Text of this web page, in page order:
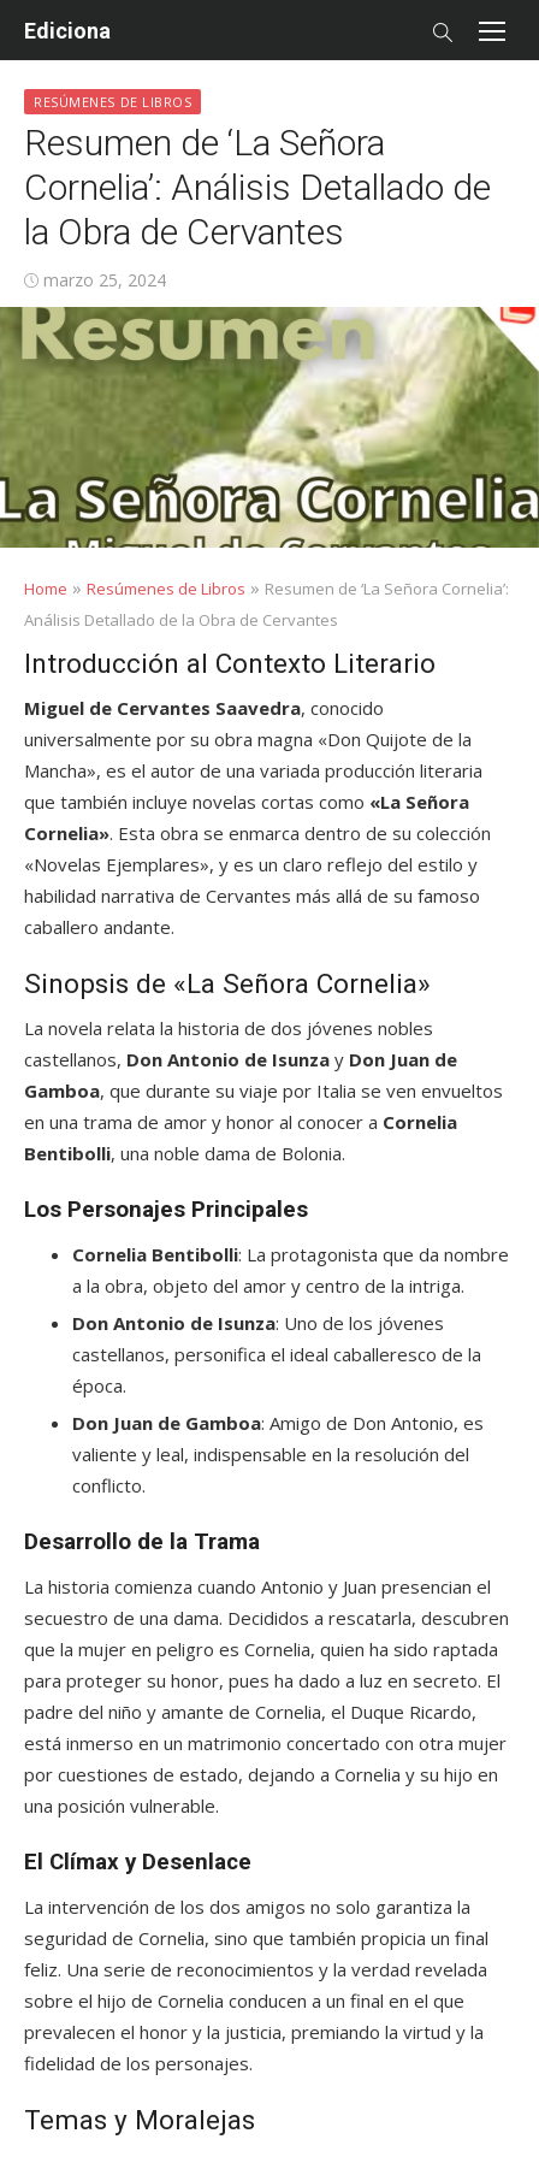
Ediciona
RESÚMENES DE LIBROS
Resumen de ‘La Señora
Cornelia’: Análisis Detallado de
la Obra de Cervantes
Posted
on
marzo 25, 2024
Home » Resúmenes de Libros » Resumen de ‘La Señora Cornelia’:
Análisis Detallado de la Obra de Cervantes
Introducción al Contexto Literario
Miguel de Cervantes Saavedra, conocido
universalmente por su obra magna «Don Quijote de la
Mancha», es el autor de una variada producción literaria
que también incluye novelas cortas como «La Señora
Cornelia». Esta obra se enmarca dentro de su colección
«Novelas Ejemplares», y es un claro reflejo del estilo y
habilidad narrativa de Cervantes más allá de su famoso
caballero andante.
Sinopsis de «La Señora Cornelia»
La novela relata la historia de dos jóvenes nobles
castellanos, Don Antonio de Isunza y Don Juan de
Gamboa, que durante su viaje por Italia se ven envueltos
en una trama de amor y honor al conocer a Cornelia
Bentibolli, una noble dama de Bolonia.
Los Personajes Principales
Cornelia Bentibolli: La protagonista que da nombre
a la obra, objeto del amor y centro de la intriga.
Don Antonio de Isunza: Uno de los jóvenes
castellanos, personifica el ideal caballeresco de la
época.
Don Juan de Gamboa: Amigo de Don Antonio, es
valiente y leal, indispensable en la resolución del
conflicto.
Desarrollo de la Trama
La historia comienza cuando Antonio y Juan presencian el
secuestro de una dama. Decididos a rescatarla, descubren
que la mujer en peligro es Cornelia, quien ha sido raptada
para proteger su honor, pues ha dado a luz en secreto. El
padre del niño y amante de Cornelia, el Duque Ricardo,
está inmerso en un matrimonio concertado con otra mujer
por cuestiones de estado, dejando a Cornelia y su hijo en
una posición vulnerable.
El Clímax y Desenlace
La intervención de los dos amigos no solo garantiza la
seguridad de Cornelia, sino que también propicia un final
feliz. Una serie de reconocimientos y la verdad revelada
sobre el hijo de Cornelia conducen a un final en el que
prevalecen el honor y la justicia, premiando la virtud y la
fidelidad de los personajes.
Temas y Moralejas